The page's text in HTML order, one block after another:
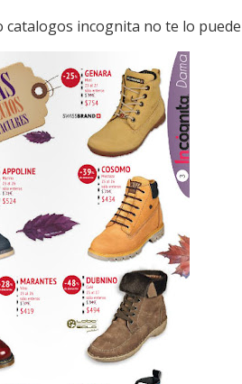
catalogos incognita no te lo